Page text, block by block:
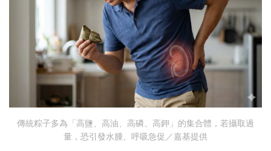
傳統粽子多為「高鹽、高油、高磷、高鉀」的集合體，若攝取過
量，恐引發水腫、呼吸急促／嘉基提供